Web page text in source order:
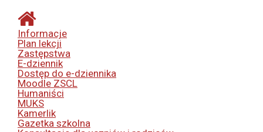
Informacje
Plan lekcji
Zastępstwa
E-dziennik
Dostęp do e-dziennika
Moodle ZSCL
Humaniści
MUKS
Kamerlik
Gazetka szkolna